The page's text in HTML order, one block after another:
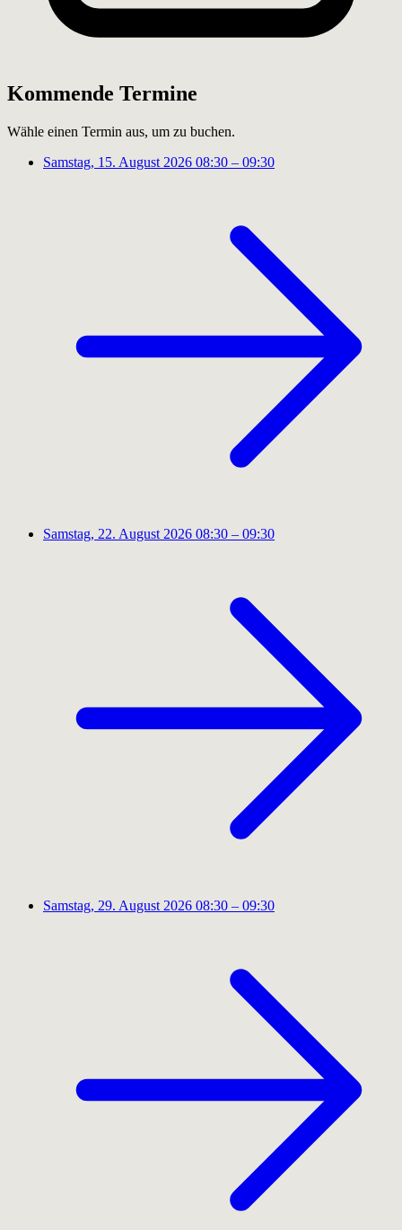
Kommende Termine
Wähle einen Termin aus, um zu buchen.
Samstag, 15. August 2026 08:30 – 09:30
Samstag, 22. August 2026 08:30 – 09:30
Samstag, 29. August 2026 08:30 – 09:30